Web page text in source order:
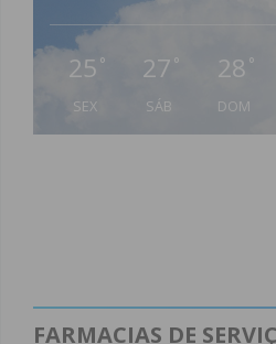
25 °
SEX
27 °
SÁB
28 °
DOM
FARMACIAS DE